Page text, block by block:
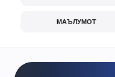
МАЪЛУМОТ